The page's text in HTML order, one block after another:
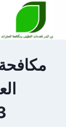
المحتوى